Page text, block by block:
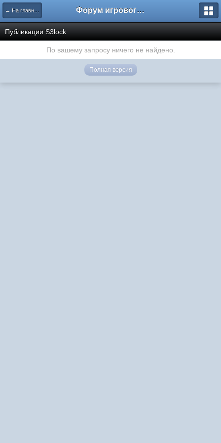
← На главную Форум игрового проекта Riverrise
Публикации S3lock
По вашему запросу ничего не найдено.
Полная версия